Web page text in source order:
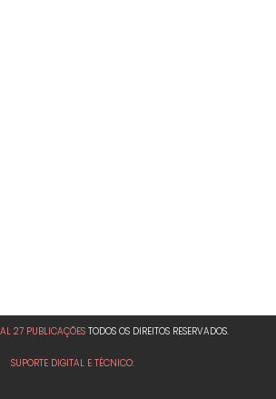
27 PUBLICAÇÕES TODOS OS DIREITOS RESERVADOS.
SUPORTE DIGITAL E TÉCNICO: